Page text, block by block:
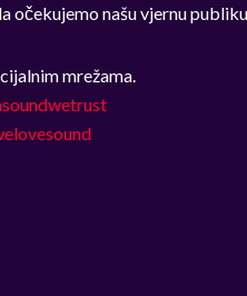
očekujemo našu vjernu
mrežama.